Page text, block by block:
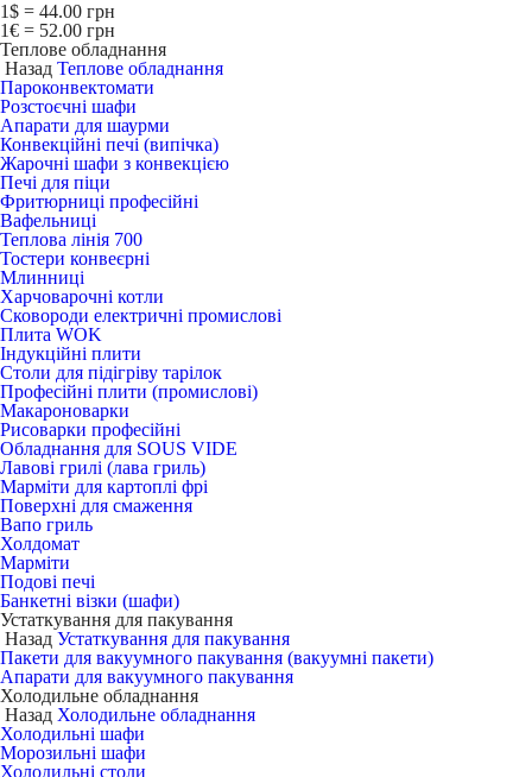
1$ = 44.00 грн
1€ = 52.00 грн
Теплове обладнання
Назад Теплове обладнання
Пароконвектомати
Розстоєчні шафи
Апарати для шаурми
Конвекційні печі (випічка)
Жарочні шафи з конвекцією
Печі для піци
Фритюрниці професійні
Вафельниці
Теплова лінія 700
Тостери конвеєрні
Млинниці
Харчоварочні котли
Сковороди електричні промислові
Плита WOK
Індукційні плити
Столи для підігріву тарілок
Професійні плити (промислові)
Макароноварки
Рисоварки професійні
Обладнання для SOUS VIDE
Лавові грилі (лава гриль)
Марміти для картоплі фрі
Поверхні для смаження
Вапо гриль
Холдомат
Марміти
Подові печі
Банкетні візки (шафи)
Устаткування для пакування
Назад Устаткування для пакування
Пакети для вакуумного пакування (вакуумні пакети)
Апарати для вакуумного пакування
Холодильне обладнання
Назад Холодильне обладнання
Холодильні шафи
Морозильні шафи
Холодильні столи